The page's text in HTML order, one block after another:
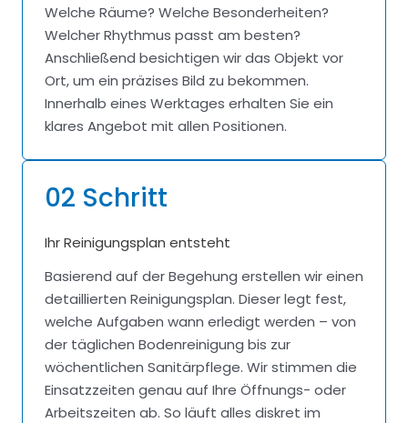
Welche Räume? Welche Besonderheiten?
Welcher Rhythmus passt am besten?
Anschließend besichtigen wir das Objekt vor
Ort, um ein präzises Bild zu bekommen.
Innerhalb eines Werktages erhalten Sie ein
klares Angebot mit allen Positionen.
02 Schritt
Ihr Reinigungsplan entsteht
Basierend auf der Begehung erstellen wir einen
detaillierten Reinigungsplan. Dieser legt fest,
welche Aufgaben wann erledigt werden – von
der täglichen Bodenreinigung bis zur
wöchentlichen Sanitärpflege. Wir stimmen die
Einsatzzeiten genau auf Ihre Öffnungs- oder
Arbeitszeiten ab. So läuft alles diskret im